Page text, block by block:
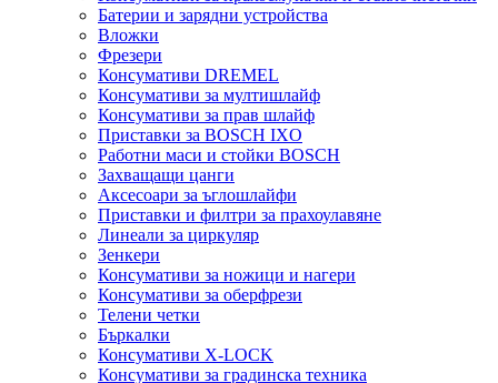
Батерии и зарядни устройства
Вложки
Фрезери
Консумативи DREMEL
Консумативи за мултишлайф
Консумативи за прав шлайф
Приставки за BOSCH IXO
Работни маси и стойки BOSCH
Захващащи цанги
Аксесоари за ъглошлайфи
Приставки и филтри за прахоулавяне
Линеали за циркуляр
Зенкери
Консумативи за ножици и нагери
Консумативи за оберфрези
Телени четки
Бъркалки
Консумативи X-LOCK
Консумативи за градинска техника